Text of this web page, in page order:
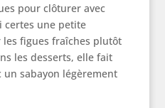
pour clôturer avec
certes une petite
figues fraîches plutôt
les desserts, elle fait
un sabayon légèrement